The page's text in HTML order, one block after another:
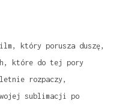
który porusza duszę,
które do tej pory
rozpaczy,
sublimacji po